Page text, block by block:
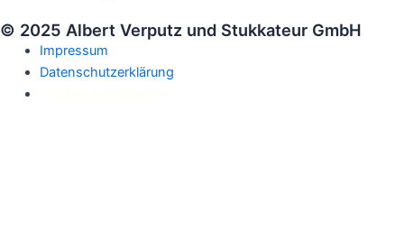
© 2025 Albert Verputz und Stukkateur GmbH
Impressum
Datenschutzerklärung